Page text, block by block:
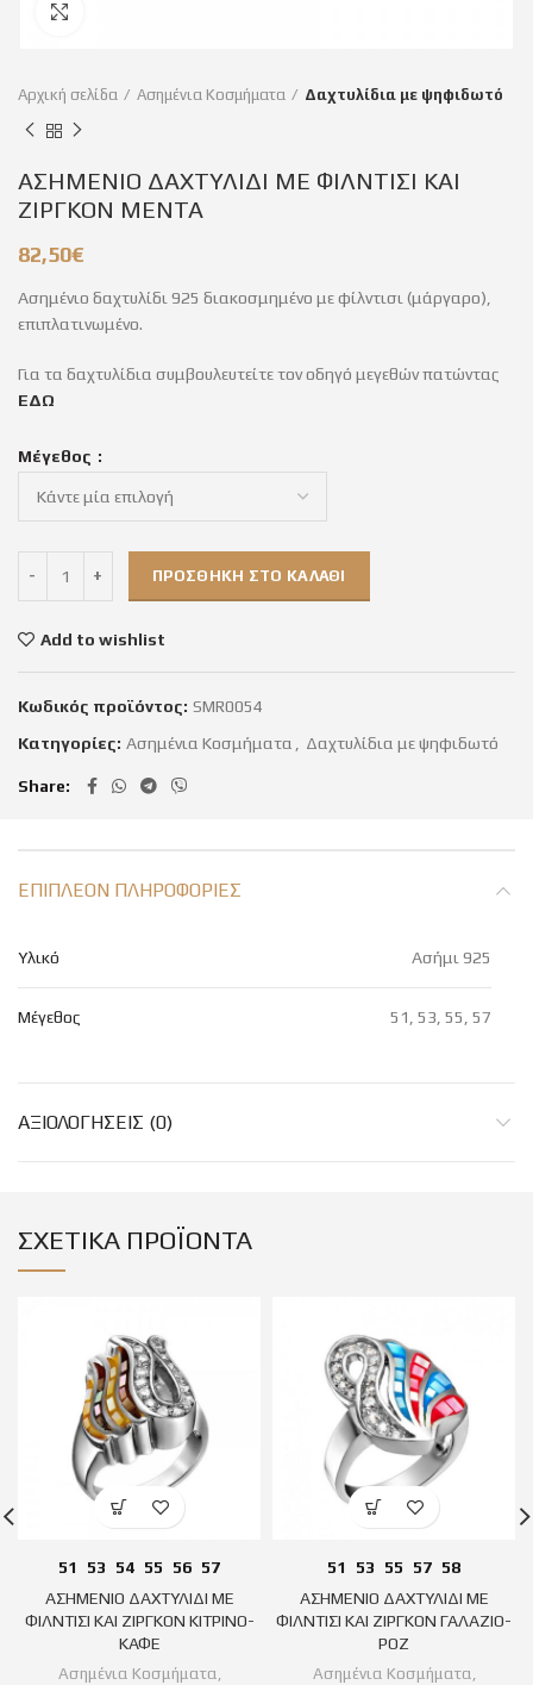
Αρχική σελίδα Ασημένια Κοσμήματα Δαχτυλίδια με ψηφιδωτό
ΑΣΗΜΕΝΙΟ ΔΑΧΤΥΛΙΔΙ ΜΕ ΦΙΛΝΤΙΣΙ ΚΑΙ
ΖΙΡΓΚΟΝ ΜΕΝΤΑ
82,50€
Ασημένιο δαχτυλίδι 925 διακοσμημένο με φίλντισι (μάργαρο),
επιπλατινωμένο.
Για τα δαχτυλίδια συμβουλευτείτε τον οδηγό μεγεθών πατώντας
ΕΔΩ
Μέγεθος
ΠΡΟΣΘΉΚΗ ΣΤΟ ΚΑΛΆΘΙ
Add to wishlist
Κωδικός προϊόντος: SMR0054
Κατηγορίες: Ασημένια Κοσμήματα Δαχτυλίδια με ψηφιδωτό
Share
ΕΠΙΠΛΈΟΝ ΠΛΗΡΟΦΟΡΊΕΣ
Υλικό Ασήμι 925
Μέγεθος 51, 53, 55, 57
ΑΞΙΟΛΟΓΉΣΕΙΣ (0)
ΣΧΕΤΙΚΆ ΠΡΟΪΌΝΤΑ
51 53 54 55 56 57
ΑΣΗΜΕΝΙΟ ΔΑΧΤΥΛΙΔΙ ΜΕ
ΦΙΛΝΤΙΣΙ ΚΑΙ ΖΙΡΓΚΟΝ ΚΙΤΡΙΝΟ-
ΚΑΦΕ
Ασημένια Κοσμήματα
51 53 55 57 58
ΑΣΗΜΕΝΙΟ ΔΑΧΤΥΛΙΔΙ ΜΕ
ΦΙΛΝΤΙΣΙ ΚΑΙ ΖΙΡΓΚΟΝ ΓΑΛΑΖΙΟ-
ΡΟΖ
Ασημένια Κοσμήματα